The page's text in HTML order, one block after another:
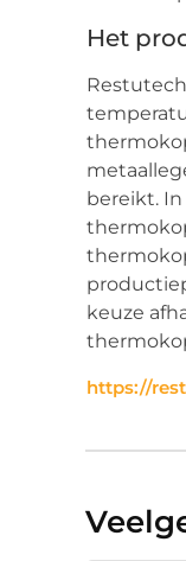
Het
bereikt.
keuze
https://